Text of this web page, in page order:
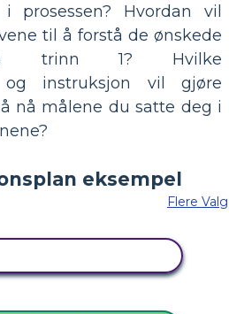
prosessen? Hvordan vil
til å forstå de ønskede
trinn 1? Hvilke
og instruksjon vil gjøre
nå målene du satte deg i
Flere Valg